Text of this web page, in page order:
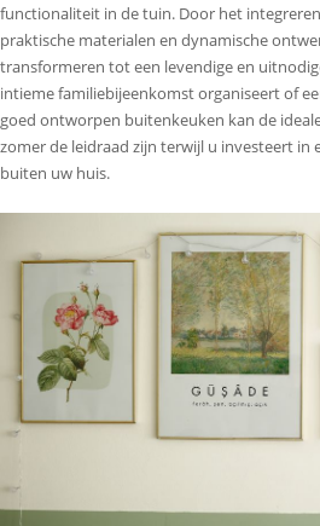
functionaliteit in de tuin. Door het
praktische materialen en dynamische
transformeren tot een levendige en
intieme familiebijeenkomst organiseert of
goed ontworpen buitenkeuken kan de
zomer de leidraad zijn terwijl u investeert in
buiten uw huis.